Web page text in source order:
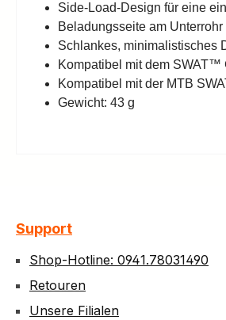
Side-Load-Design für eine
Beladungsseite am
Schlankes, minimalistisches
Kompatibel mit dem SWAT™
Kompatibel mit der MTB
Gewicht: 43 g
Support
Shop-Hotline: 0941.78031490
Retouren
Unsere Filialen